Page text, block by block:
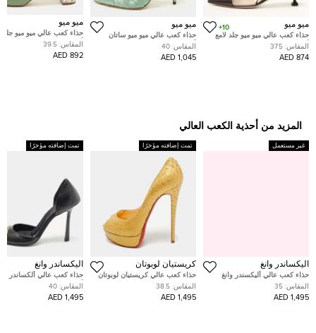
ميو ميو
10+
حذاء كعب عالي ميو ميو جلد لامع
أسود وبي في سي مرصع
بكريستال مقاس 37.5
المقاس: 37.5
874 AED
ميو ميو
حذاء كعب عالي ميو ميو ساتان
أخضر مزخرف كريستال بحزام
خلفي دونا مقاس 37
المقاس: 40
1,045 AED
ميو ميو
حذاء كعب عالي ميو ميو جلد
أخضر باهت مرصع
ماري جين كعب كتلة مقاس 39.5
المقاس: 39.5
892 AED
المزيد من أحذية الكعب العالي
غير مستعمل
اليكساندر وانغ
حذاء كعب عالي أليكسندر وانغ
دلفين مرصع بالكريستال ساتان
أسود مقاس 35
المقاس: 35
1,495 AED
تمت إضافته مؤخرًا
كريستيان لوبوتان
حذاء كعب عالي كريستيان لوبوتان
فيري بريفي جلد ثعبان ذهبي نعل
سميك مقدمة مفتوحة مقاس 38.5
المقاس: 38.5
1,495 AED
تمت إضافته مؤخرًا
اليكساندر وانغ
حذاء كعب عالي ألكساندر
أسود فيولا دورسيه مقاس 40
المقاس: 40
1,495 AED